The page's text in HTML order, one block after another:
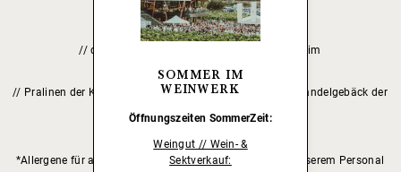
SOMMER IM
WEINWERK
Öffnungszeiten SommerZeit:
Weingut // Wein- &
Sektverkauf:
Nüsse
Knuspriges Mandelgebäck
// der Eismanufaktur Fontanella aus Mannheim
Süße Variation
// Pralinen der Konditorei Centner aus Maikammer und Mandelgebäck der
*Allergene für alle unsere Speisen können jederzeit bei unserem Personal